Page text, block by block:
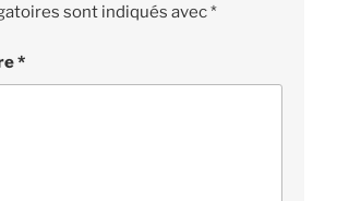
sont indiqués avec*
*